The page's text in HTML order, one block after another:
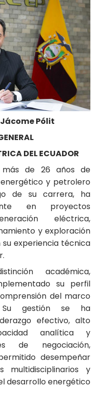
Pólit
DEL ECUADOR
de 26 años de
y petrolero
de su carrera, ha
en proyectos
eléctrica,
y exploración
experiencia técnica
académica,
su perfil
del marco
gestión se ha
efectivo, alto
analítica y
de negociación,
desempeñar
multidisciplinarios y
desarrollo energético